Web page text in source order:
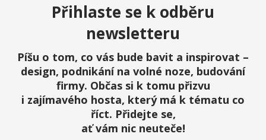
Přihlaste se k odběru
newsletteru
Píšu o tom, co vás bude bavit a inspirovat –
design, podnikání na volné noze, budování
firmy. Občas si k tomu přizvu
i zajímavého hosta, který má k tématu co
říct. Přidejte se,
ať vám nic neuteče!